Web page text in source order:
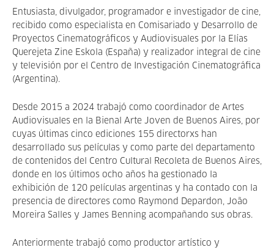
Entusiasta, divulgador, programador e investigador de cine,
recibido como especialista en Comisariado y Desarrollo de
Proyectos Cinematográficos y Audiovisuales por la Elías
Querejeta Zine Eskola (España) y realizador integral de cine
y televisión por el Centro de Investigación Cinematográfica
(Argentina).
Desde 2015 a 2024 trabajó como coordinador de Artes
Audiovisuales en la Bienal Arte Joven de Buenos Aires, por
cuyas últimas cinco ediciones 155 directorxs han
desarrollado sus películas y como parte del departamento
de contenidos del Centro Cultural Recoleta de Buenos Aires,
donde en los últimos ocho años ha gestionado la
exhibición de 120 películas argentinas y ha contado con la
presencia de directores como Raymond Depardon, João
Moreira Salles y James Benning acompañando sus obras.
Anteriormente trabajó como productor artístico y